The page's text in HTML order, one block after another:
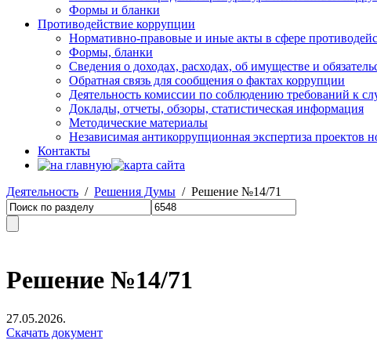
Формы и бланки
Противодействие коррупции
Нормативно-правовые и иные акты в сфере
Формы, бланки
Сведения о доходах, расходах, об имуществе и
Обратная связь для сообщения о фактах коррупции
Деятельность комиссии по соблюдению требований к
Доклады, отчеты, обзоры, статистическая информация
Методические материалы
Независимая антикоррупционная экспертиза проектов
Контакты
Деятельность / Решения Думы / Решение №14/71
Решение №14/71
27.05.2026.
Скачать документ